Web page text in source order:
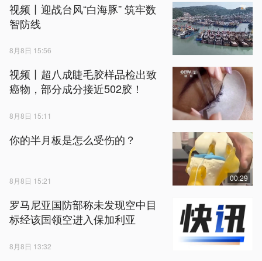
视频丨迎战台风“白海豚” 筑牢数
智防线
8月8日 15:56
视频丨超八成睫毛胶样品检出致
癌物，部分成分接近502胶！
8月8日 15:11
你的半月板是怎么受伤的？
8月8日 15:21 00:29
罗马尼亚国防部称未发现空中目
标经该国领空进入保加利亚
8月8日 13:32